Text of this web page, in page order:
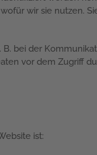
wir sie nutzen.
bei der
vor dem Zugriff
ist: